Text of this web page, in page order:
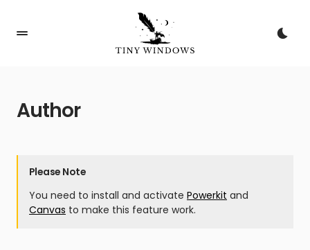
Author
Please Note
You need to install and activate Powerkit and
Canvas to make this feature work.